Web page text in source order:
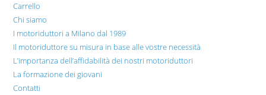
Carrello
Chi siamo
I motoriduttori a Milano dal 1989
Il motoriduttore su misura in base alle vostre necessità
L’importanza dell’affidabilità dei nostri motoriduttori
La formazione dei giovani
Contatti